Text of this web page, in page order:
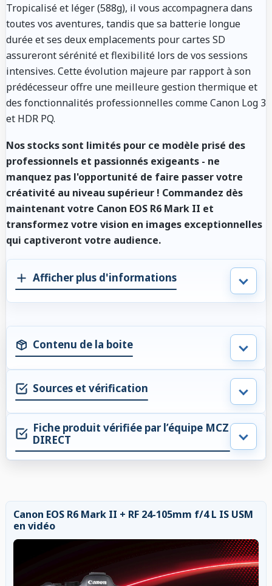
Tropicalisé et léger (588g), il vous accompagnera dans
toutes vos aventures, tandis que sa batterie longue
durée et ses deux emplacements pour cartes SD
assureront sérénité et flexibilité lors de vos sessions
intensives. Cette évolution majeure par rapport à son
prédécesseur offre une meilleure gestion thermique et
des fonctionnalités professionnelles comme Canon Log 3
et HDR PQ.
Nos stocks sont limités pour ce modèle prisé des
professionnels et passionnés exigeants - ne
manquez pas l'opportunité de faire passer votre
créativité au niveau supérieur ! Commandez dès
maintenant votre Canon EOS R6 Mark II et
transformez votre vision en images exceptionnelles
qui captiveront votre audience.
Afficher plus d'informations
Contenu de la boite
Sources et vérification
Fiche produit vérifiée par l’équipe MCZ
DIRECT
Canon EOS R6 Mark II + RF 24-105mm f/4 L IS USM
en vidéo